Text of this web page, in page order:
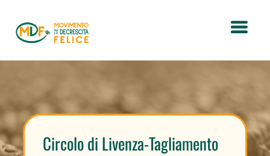
Circolo di Livenza-Tagliamento